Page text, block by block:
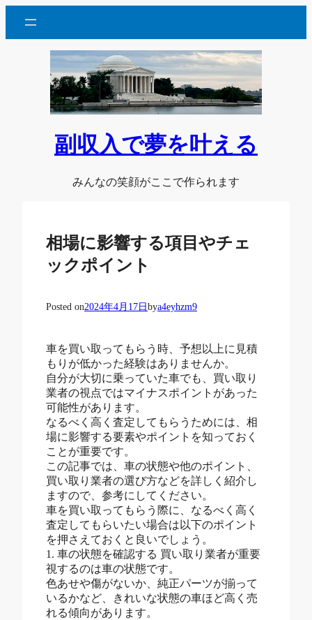
を
副収入で夢を叶える
みんなの笑顔がここで作られます
相場に影響する項目やチェ
ックポイント
Posted on2024年4月17日 bya4eyhzm9
車を買い取ってもらう時、予想以上に見積
もりが低かった経験はありませんか。
自分が大切に乗っていた車でも、買い取り
業者の視点ではマイナスポイントがあった
可能性があります。
なるべく高く査定してもらうためには、相
場に影響する要素やポイントを知っておく
ことが重要です。
この記事では、車の状態や他のポイント、
買い取り業者の選び方などを詳しく紹介し
ますので、参考にしてください。
車を買い取ってもらう際に、なるべく高く
査定してもらいたい場合は以下のポイント
を押さえておくと良いでしょう。
1. 車の状態を確認する 買い取り業者が重要
視するのは車の状態です。
色あせや傷がないか、純正パーツが揃って
いるかなど、きれいな状態の車ほど高く売
れる傾向があります。